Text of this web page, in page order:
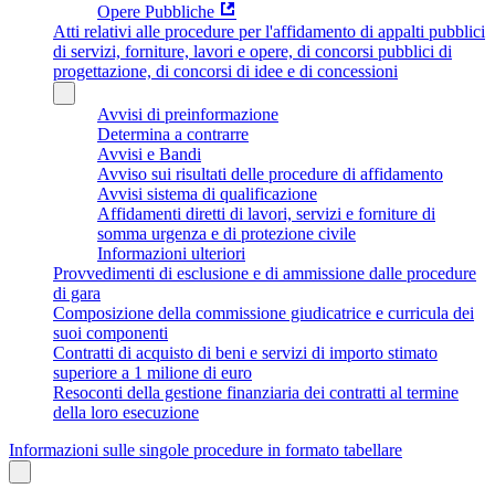
Opere Pubbliche
Atti relativi alle procedure per l'affidamento di appalti pubblici
di servizi, forniture, lavori e opere, di concorsi pubblici di
progettazione, di concorsi di idee e di concessioni
Avvisi di preinformazione
Determina a contrarre
Avvisi e Bandi
Avviso sui risultati delle procedure di affidamento
Avvisi sistema di qualificazione
Affidamenti diretti di lavori, servizi e forniture di
somma urgenza e di protezione civile
Informazioni ulteriori
Provvedimenti di esclusione e di ammissione dalle procedure
di gara
Composizione della commissione giudicatrice e curricula dei
suoi componenti
Contratti di acquisto di beni e servizi di importo stimato
superiore a 1 milione di euro
Resoconti della gestione finanziaria dei contratti al termine
della loro esecuzione
Informazioni sulle singole procedure in formato tabellare